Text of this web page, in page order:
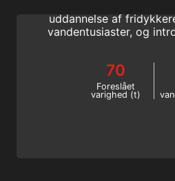
uddannelse af
vandentusiaster, og
70
Foreslået
varighed (t)